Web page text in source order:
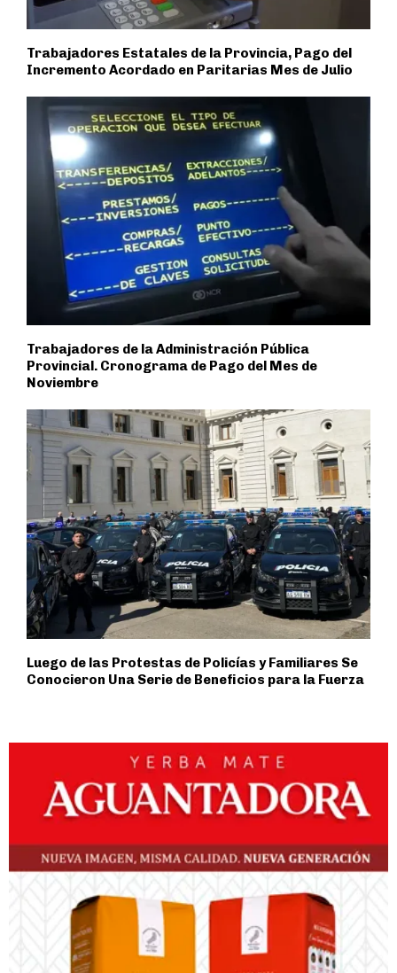
Trabajadores Estatales de la Provincia, Pago del
Incremento Acordado en Paritarias Mes de Julio
Trabajadores de la Administración Pública
Provincial. Cronograma de Pago del Mes de
Noviembre
Luego de las Protestas de Policías y Familiares Se
Conocieron Una Serie de Beneficios para la Fuerza